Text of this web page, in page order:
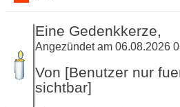
Eine Gedenkkerze,
Angezündet am 06.08.2026
Von [Benutzer nur
sichtbar]